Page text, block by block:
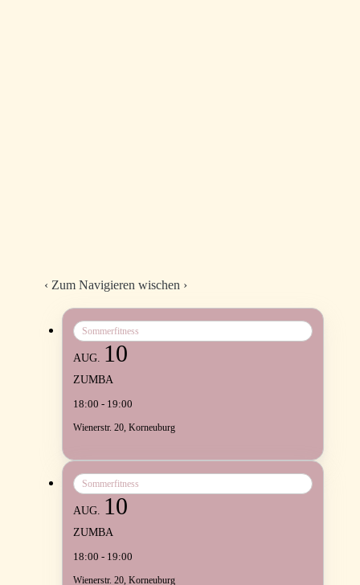
Sommerfitness
AUG. 10
ZUMBA
18:00 - 19:00
Wienerstr. 20, Korneuburg
Sommerfitness
AUG. 10
ZUMBA
18:00 - 19:00
Wienerstr. 20, Korneuburg
‹ Zum Navigieren wischen ›